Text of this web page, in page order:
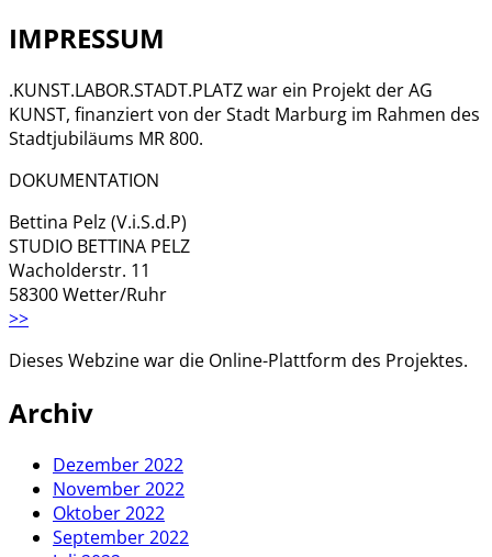
IMPRESSUM
.KUNST.LABOR.STADT.PLATZ war ein Projekt der AG
KUNST, finanziert von der Stadt Marburg im Rahmen des
Stadtjubiläums MR 800.
DOKUMENTATION
Bettina Pelz (V.i.S.d.P)
STUDIO BETTINA PELZ
Wacholderstr. 11
58300 Wetter/Ruhr
>>
Dieses Webzine war die Online-Plattform des Projektes.
Archiv
Dezember 2022
November 2022
Oktober 2022
September 2022